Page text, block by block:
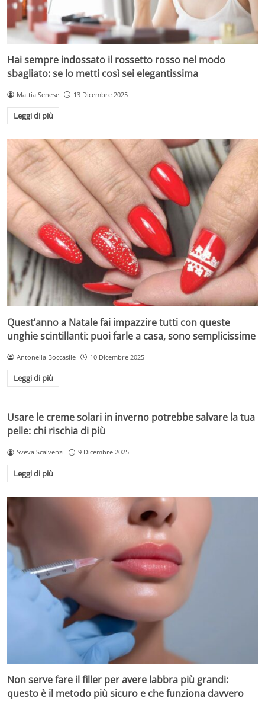
Hai sempre indossato il rossetto rosso nel modo
sbagliato: se lo metti così sei elegantissima
Mattia Senese 13 Dicembre 2025
Leggi di più
Quest’anno a Natale fai impazzire tutti con queste
unghie scintillanti: puoi farle a casa, sono semplicissime
Antonella Boccasile 10 Dicembre 2025
Leggi di più
Usare le creme solari in inverno potrebbe salvare la tua
pelle: chi rischia di più
Sveva Scalvenzi 9 Dicembre 2025
Leggi di più
Non serve fare il filler per avere labbra più grandi:
questo è il metodo più sicuro e che funziona davvero